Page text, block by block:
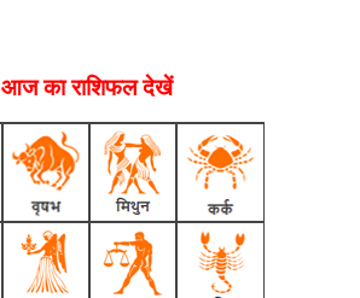
आज का राशिफल देखें